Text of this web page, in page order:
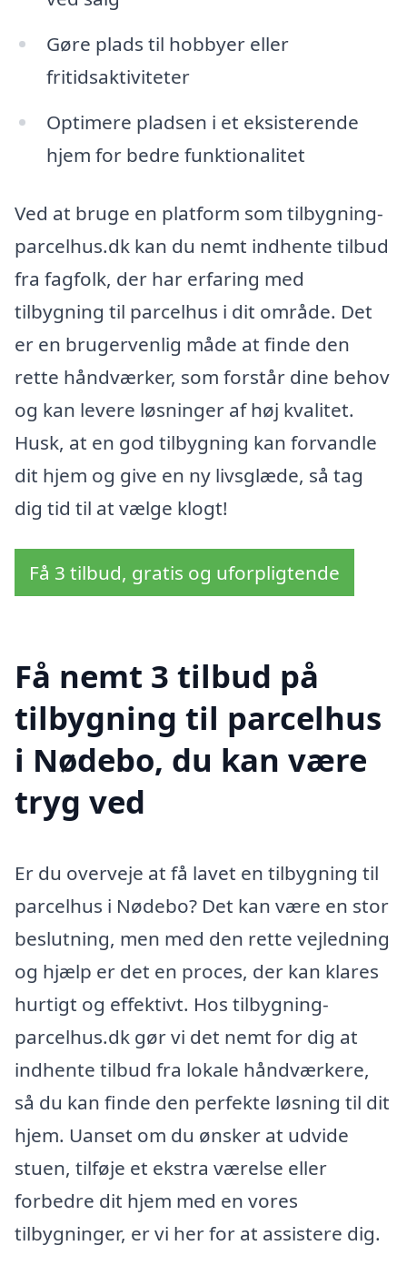
Gøre plads til hobbyer eller
fritidsaktiviteter
Optimere pladsen i et eksisterende
hjem for bedre funktionalitet
Ved at bruge en platform som tilbygning-
parcelhus.dk kan du nemt indhente tilbud
fra fagfolk, der har erfaring med
tilbygning til parcelhus i dit område. Det
er en brugervenlig måde at finde den
rette håndværker, som forstår dine behov
og kan levere løsninger af høj kvalitet.
Husk, at en god tilbygning kan forvandle
dit hjem og give en ny livsglæde, så tag
dig tid til at vælge klogt!
Få 3 tilbud, gratis og uforpligtende
Få nemt 3 tilbud på
tilbygning til parcelhus
i Nødebo, du kan være
tryg ved
Er du overveje at få lavet en tilbygning til
parcelhus i Nødebo? Det kan være en stor
beslutning, men med den rette vejledning
og hjælp er det en proces, der kan klares
hurtigt og effektivt. Hos tilbygning-
parcelhus.dk gør vi det nemt for dig at
indhente tilbud fra lokale håndværkere,
så du kan finde den perfekte løsning til dit
hjem. Uanset om du ønsker at udvide
stuen, tilføje et ekstra værelse eller
forbedre dit hjem med en vores
tilbygninger, er vi her for at assistere dig.